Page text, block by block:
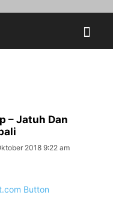
– Jatuh Dan
2018 9:22 am